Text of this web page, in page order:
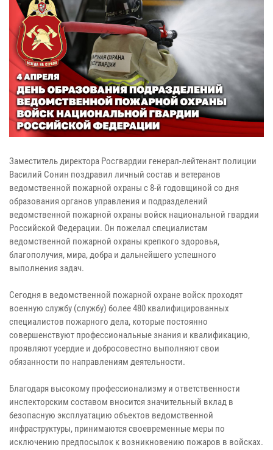
Заместитель директора Росгвардии генерал-лейтенант полиции
Василий Сонин поздравил личный состав и ветеранов
ведомственной пожарной охраны с 8-й годовщиной со дня
образования органов управления и подразделений
ведомственной пожарной охраны войск национальной гвардии
Российской Федерации. Он пожелал специалистам
ведомственной пожарной охраны крепкого здоровья,
благополучия, мира, добра и дальнейшего успешного
выполнения задач.
Сегодня в ведомственной пожарной охране войск проходят
военную службу (службу) более 480 квалифицированных
специалистов пожарного дела, которые постоянно
совершенствуют профессиональные знания и квалификацию,
проявляют усердие и добросовестно выполняют свои
обязанности по направлениям деятельности.
Благодаря высокому профессионализму и ответственности
инспекторским составом вносится значительный вклад в
безопасную эксплуатацию объектов ведомственной
инфраструктуры, принимаются своевременные меры по
исключению предпосылок к возникновению пожаров в войсках.